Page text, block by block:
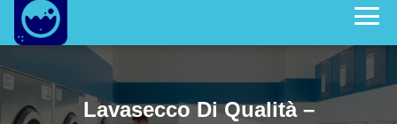
Lavasecco Di Qualità –